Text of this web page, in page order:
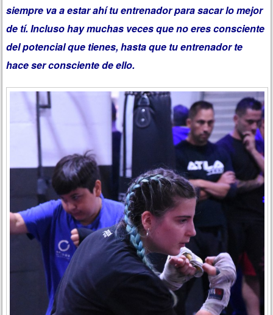
siempre va a estar ahí tu entrenador para sacar lo mejor
de tí. Incluso hay muchas veces que no eres consciente
del potencial que tienes, hasta que tu entrenador te
hace ser consciente de ello.